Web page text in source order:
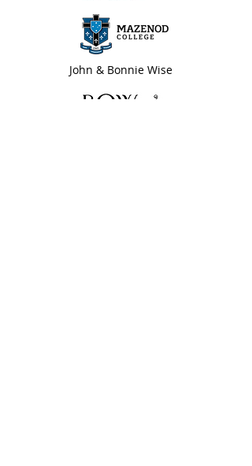
John & Bonnie Wise